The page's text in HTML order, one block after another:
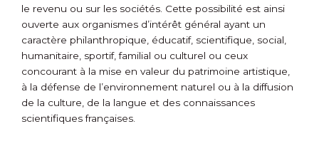
le revenu ou sur les sociétés. Cette possibilité est ainsi
ouverte aux organismes d’intérêt général ayant un
caractère philanthropique, éducatif, scientifique, social,
humanitaire, sportif, familial ou culturel ou ceux
concourant à la mise en valeur du patrimoine artistique,
à la défense de l’environnement naturel ou à la diffusion
de la culture, de la langue et des connaissances
scientifiques françaises.